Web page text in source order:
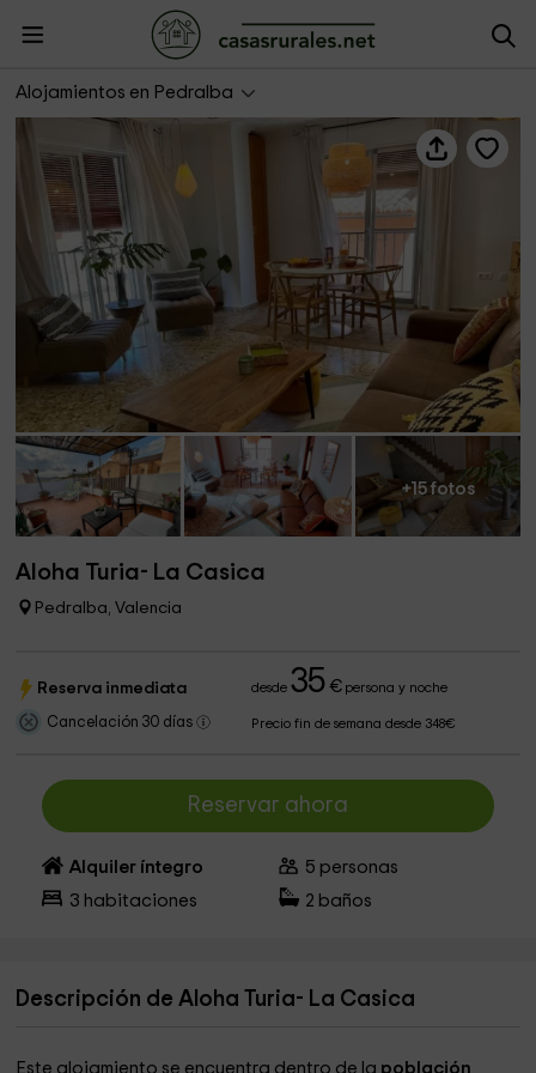
Alojamientos en Pedralba
Aloha Turia- La Casica
+15 fotos
Aloha Turia- La Casica
Pedralba, Valencia
Reserva inmediata desde35 €persona y noche
Cancelación 30 días Precio fin de semana desde 348€
Reservar ahora
Alquiler íntegro 5 personas
3 habitaciones 2 baños
Descripción de Aloha Turia- La Casica
Este alojamiento se encuentra dentro de la población